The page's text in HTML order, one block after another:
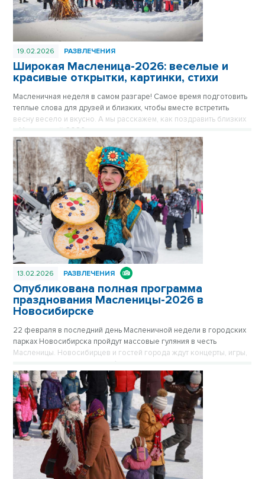
19.02.2026 РАЗВЛЕЧЕНИЯ
Широкая Масленица-2026: веселые и
красивые открытки, картинки, стихи
Масленичная неделя в самом разгаре! Самое время подготовить
теплые слова для друзей и близких, чтобы вместе встретить
весну весело и вкусно. А мы расскажем, как поздравить близких
с Масленицей-2026.
13.02.2026 РАЗВЛЕЧЕНИЯ
Опубликована полная программа
празднования Масленицы-2026 в
Новосибирске
22 февраля в последний день Масленичной недели в городских
парках Новосибирска пройдут массовые гуляния в честь
Масленицы. Новосибирцев и гостей города ждут концерты, игры,
мастер‑классы, угощения и финальное сожжение чучела.